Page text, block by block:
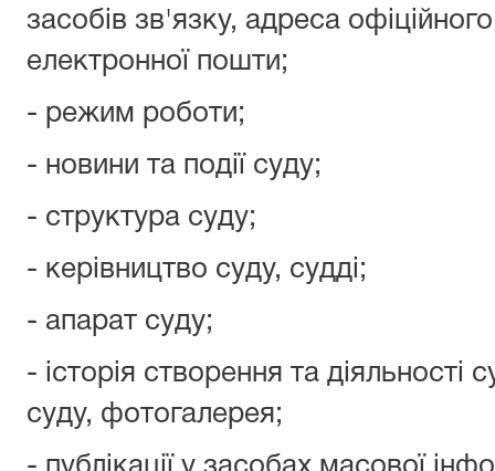
засобів зв'язку, адреса
електронної пошти;
- режим роботи;
- новини та події суду;
- структура суду;
- керівництво суду, судді;
- апарат суду;
- історія створення та діяльності
суду, фотогалерея;